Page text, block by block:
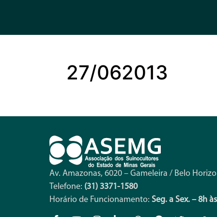
27/062013
Av. Amazonas, 6020 – Gameleira / Belo
Telefone: (31) 3371-1580
Horário de Funcionamento: Seg. a Sex. – 8h